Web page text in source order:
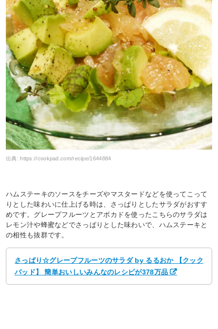
出典: https://cookpad.com/recipe/1644884
ハムステーキのソースをチーズやマスタードなどを使ってこって
りとした味わいに仕上げる時は、さっぱりとしたサラダがおすす
めです。グレープフルーツとアボカドを使ったこちらのサラダは
レモン汁や蜂蜜などでさっぱりとした味わいで、ハムステーキと
の相性も抜群です。
さっぱり☆グレープフルーツのサラダ by るるおか 【クック
パッド】 簡単おいしいみんなのレシピが378万品